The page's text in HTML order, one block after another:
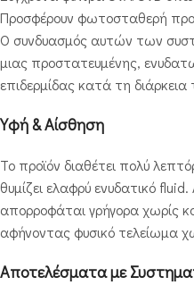
Προσφέρουν φωτοσταθερή
Ο συνδυασμός αυτών των
μιας προστατευμένης,
επιδερμίδας κατά τη
Υφή & Αίσθηση
Το προϊόν διαθέτει πολύ
θυμίζει ελαφρύ ενυδατικό
απορροφάται γρήγορα χωρίς
αφήνοντας φυσικό τελείωμα
Αποτελέσματα με